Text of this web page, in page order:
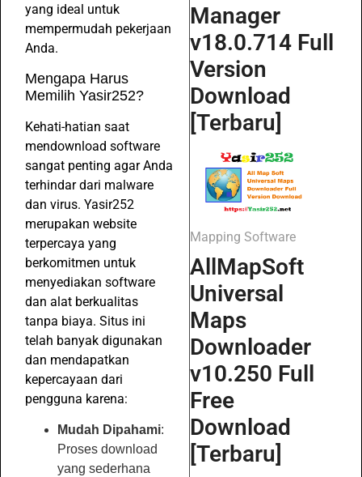
yang ideal untuk
mempermudah pekerjaan
Anda.
Mengapa Harus
Memilih Yasir252?
Kehati-hatian saat
mendownload software
sangat penting agar Anda
terhindar dari malware
dan virus. Yasir252
merupakan website
terpercaya yang
berkomitmen untuk
menyediakan software
dan alat berkualitas
tanpa biaya. Situs ini
telah banyak digunakan
dan mendapatkan
kepercayaan dari
pengguna karena:
Mudah Dipahami:
Proses download
yang sederhana
Manager
v18.0.714 Full
Version
Download
[Terbaru]
Mapping Software
AllMapSoft
Universal
Maps
Downloader
v10.250 Full
Free
Download
[Terbaru]